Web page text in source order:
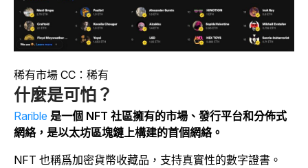
稀有市場 CC：稀有
什麼是可怕？
Rarible 是一個 NFT 社區擁有的市場、發行平台和分佈式
網絡，是以太坊區塊鏈上構建的首個網絡。
NFT 也稱爲加密貨幣收藏品，支持真實性的數字證書。